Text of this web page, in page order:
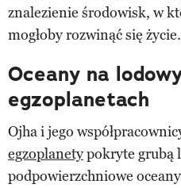
znalezienie środowisk, w
mogłoby rozwinąć się życie.
Oceany na
egzoplanetach
Ojha i jego
egzoplanetypokryte grubą
podpowierzchniowe